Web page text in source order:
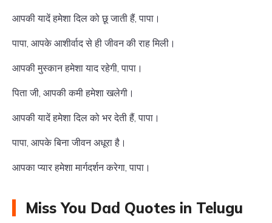
आपकी यादें हमेशा दिल को छू जाती हैं, पापा।
पापा, आपके आशीर्वाद से ही जीवन की राह मिली।
आपकी मुस्कान हमेशा याद रहेगी, पापा।
पिता जी, आपकी कमी हमेशा खलेगी।
आपकी यादें हमेशा दिल को भर देती हैं, पापा।
पापा, आपके बिना जीवन अधूरा है।
आपका प्यार हमेशा मार्गदर्शन करेगा, पापा।
Miss You Dad Quotes in Telugu